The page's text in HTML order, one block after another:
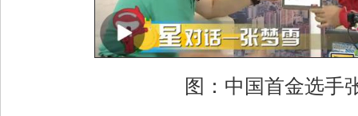
图：中国首金选手